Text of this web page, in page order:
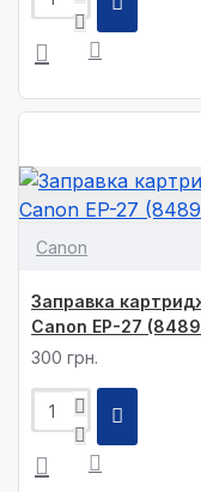
Canon
Заправка
Canon EP-27
300 грн.